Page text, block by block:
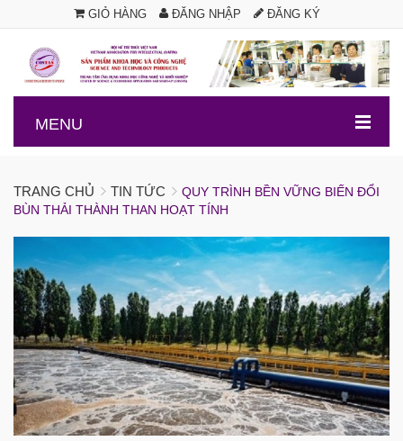
GIỎ HÀNG ĐĂNG NHẬP ĐĂNG KÝ
.
MENU
TRANG CHỦ TIN TỨC
QUY TRÌNH BỀN VỮNG BIẾN ĐỔI
BÙN THẢI THÀNH THAN HOẠT TÍNH